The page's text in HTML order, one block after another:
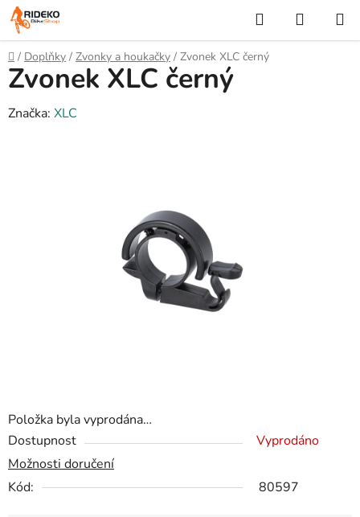
Přejít
na
obsah
Hledat
KOŠÍK
Domů
/ Doplňky / Zvonky a houkačky / Zvonek XLC černý
Položka byla vyprodána…
Dostupnost
Vyprodáno
Možnosti doručení
Kód:
80597
Zvonek XLC černý
Značka: XLC